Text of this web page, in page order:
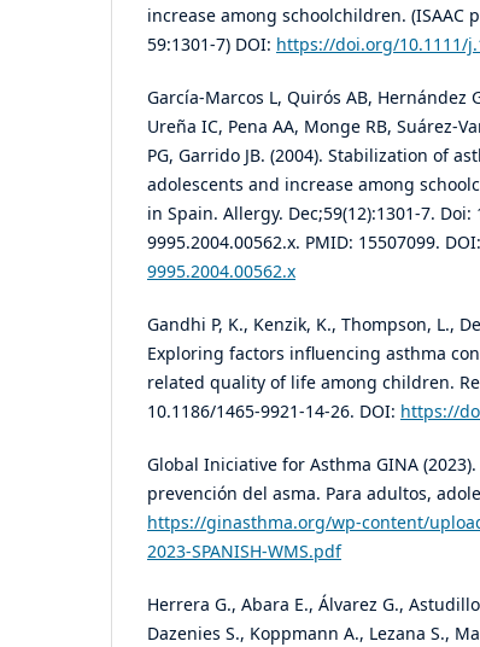
increase among schoolchildren. (ISAAC
59:1301-7) DOI: https://doi.org/10.1111/
García-Marcos L, Quirós AB, Hernández
Ureña IC, Pena AA, Monge RB, Suárez-
PG, Garrido JB. (2004). Stabilization of
adolescents and increase among
in Spain. Allergy. Dec;59(12):1301-7. Doi:
9995.2004.00562.x. PMID: 15507099. DOI:
9995.2004.00562.x
Gandhi P, K., Kenzik, K., Thompson, L.,
Exploring factors influencing asthma
related quality of life among children.
10.1186/1465-9921-14-26. DOI: https://
Global Iniciative for Asthma GINA
prevención del asma. Para adultos,
https://ginasthma.org/wp-content/
2023-SPANISH-WMS.pdf
Herrera G., Abara E., Álvarez G.,
Dazenies S., Koppmann A., Lezana S.,